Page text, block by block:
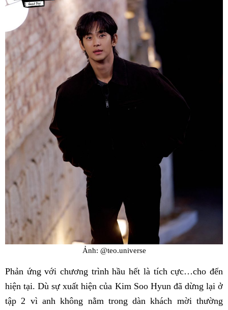
Ảnh: @teo.universe
Phản ứng với chương trình hầu hết là tích cực…cho đến
hiện tại. Dù sự xuất hiện của Kim Soo Hyun đã dừng lại ở
tập 2 vì anh không nằm trong dàn khách mời thường